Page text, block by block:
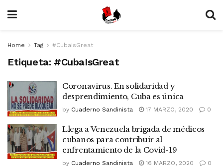
Home Tag #CubaIsGreat
Etiqueta: #CubaIsGreat
Coronavirus. En solidaridad y
desprendimiento, Cuba es única
by Cuaderno Sandinista 17 MARZO, 2020 0
Llega a Venezuela brigada de médicos
cubanos para contribuir al
enfrentamiento de la Covid-19
by Cuaderno Sandinista 16 MARZO, 2020 0